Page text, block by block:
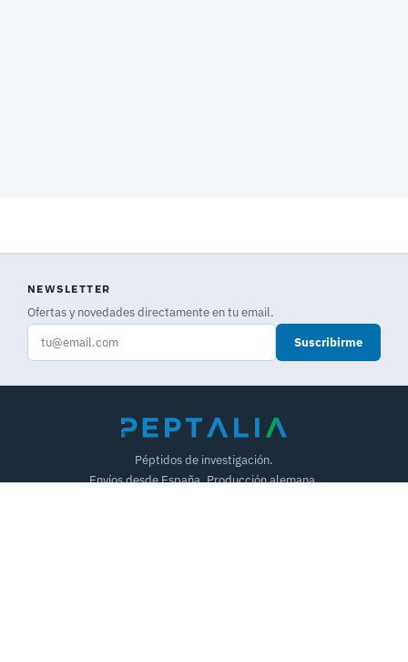
NEWSLETTER
Ofertas y novedades directamente en tu email.
Suscribirme
Péptidos de investigación.
Envíos desde España. Producción alemana.